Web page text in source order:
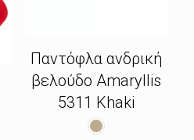
Παντόφλα ανδρική
βελούδο Amaryllis
5311 Khaki